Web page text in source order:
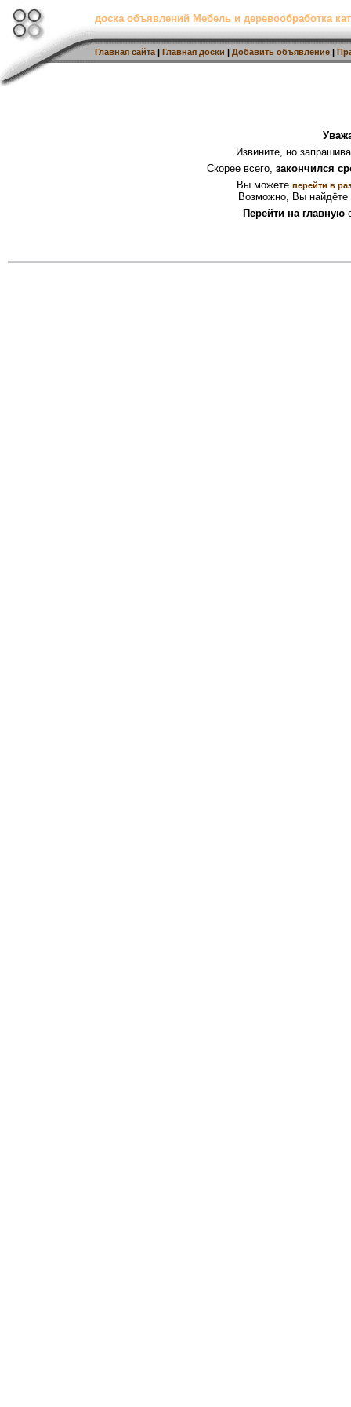
доска объявлений Мебель и деревообработка
Главная сайта | Главная доски | Добавить объявление |
Извините, но
Скорее всего, закончился
Вы можете перейти в
Возможно, Вы найдёте
Перейти на главную